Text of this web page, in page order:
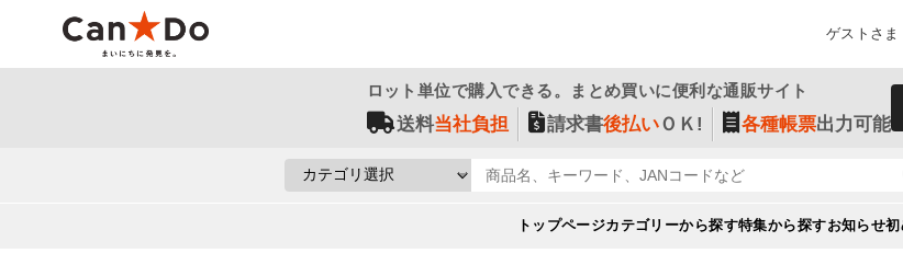
ゲストさ
ロット単位で購入できる。まとめ買いに便利な通販サイト
送料当社負担 請求書後払いＯＫ! 各種帳票出力可能
トップページカテゴリーから探す特集から探すお知らせ初